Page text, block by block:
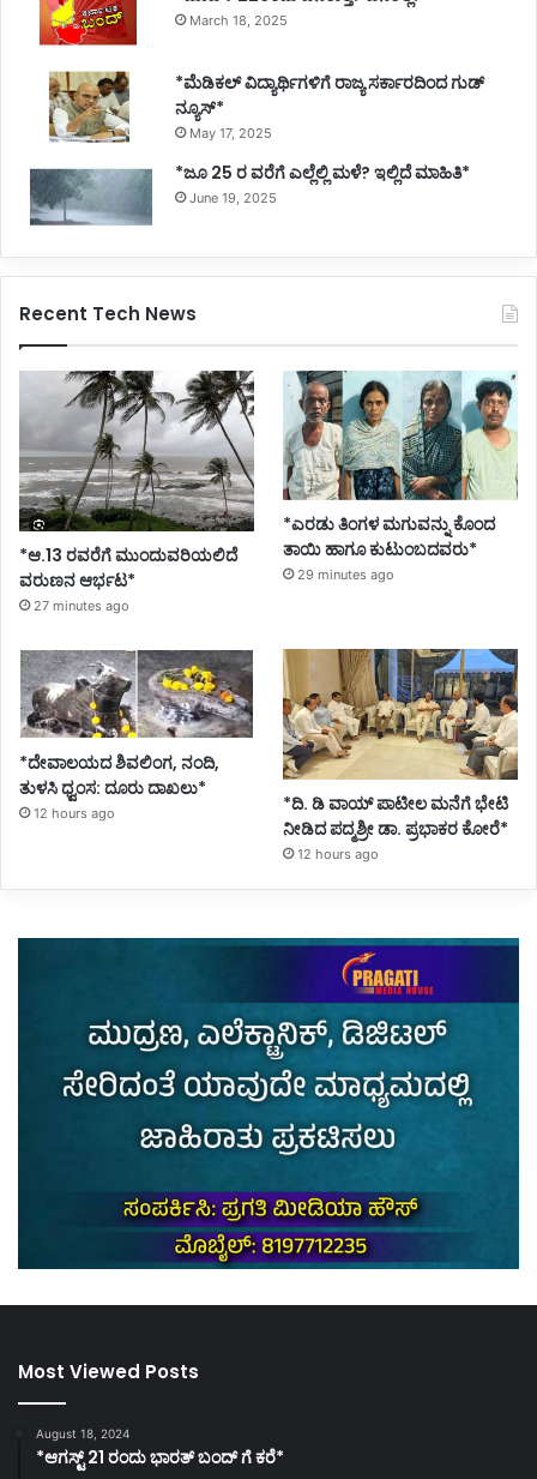
March 18, 2025
*ಮೆಡಿಕಲ್ ವಿದ್ಯಾರ್ಥಿಗಳಿಗೆ ರಾಜ್ಯ ಸರ್ಕಾರದಿಂದ ಗುಡ್
ನ್ಯೂಸ್*
May 17, 2025
*ಜೂ 25 ರ ವರೆಗೆ ಎಲ್ಲೆಲ್ಲಿ ಮಳೆ? ಇಲ್ಲಿದೆ ಮಾಹಿತಿ*
June 19, 2025
Recent Tech News
*ಆ.13 ರವರೆಗೆ ಮುಂದುವರಿಯಲಿದೆ
ವರುಣನ ಆರ್ಭಟ*
27 minutes ago
*ಎರಡು ತಿಂಗಳ ಮಗುವನ್ನು ಕೊಂದ
ತಾಯಿ ಹಾಗೂ ಕುಟುಂಬದವರು*
29 minutes ago
*ದೇವಾಲಯದ ಶಿವಲಿಂಗ, ನಂದಿ,
ತುಳಸಿ ಧ್ವಂಸ: ದೂರು ದಾಖಲು*
12 hours ago
*ದಿ. ಡಿ ವಾಯ್ ಪಾಟೀಲ ಮನೆಗೆ ಭೇಟಿ
ನೀಡಿದ ಪದ್ಮಶ್ರೀ ಡಾ. ಪ್ರಭಾಕರ ಕೋರೆ*
12 hours ago
Most Viewed Posts
August 18, 2024
*ಆಗಸ್ಟ್ 21 ರಂದು ಭಾರತ್‌ ಬಂದ್‌ ಗೆ ಕರೆ*